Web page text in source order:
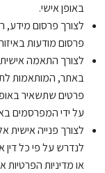
באופן אישי.
לצורך פרסום מידע,
פרסום מודעות
לצורך התאמה אישית
באתר, המותאמות
פרטים שתשאיר
על ידי המפרסמים
לצורך פנייה אישית
לנדרש על פי כל
או מדיניות